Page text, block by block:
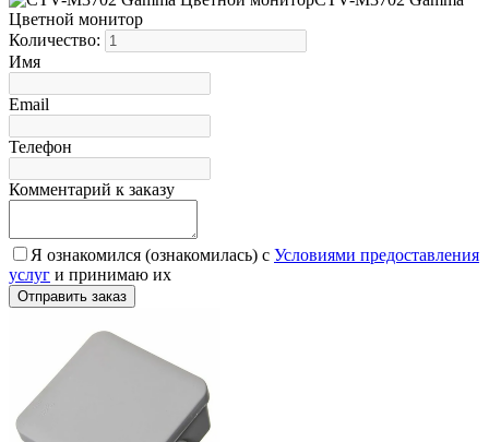
Цветной монитор
Количество:
Имя
Email
Телефон
Комментарий к заказу
Я ознакомился (ознакомилась) с Условиями предоставления
услуг и принимаю их